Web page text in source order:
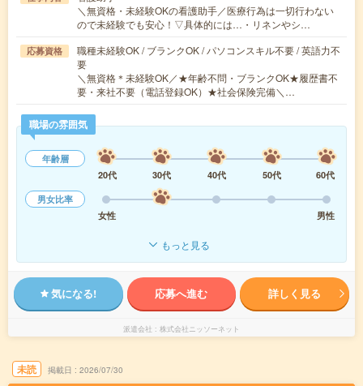
＼無資格・未経験OKの看護助手／医療行為は一切行わない
ので未経験でも安心！▽具体的には…・リネンやシ…
応募資格
職種未経験OK / ブランクOK / パソコンスキル不要 / 英語力不
要
＼無資格＊未経験OK／★年齢不問・ブランクOK★履歴書不
要・来社不要（電話登録OK）★社会保険完備＼…
職場の雰囲気
年齢層
20代
30代 40代 50代
60代
男女比率
女性
男性
もっと見る
気になる! 応募へ進む 詳しく見る
派遣会社 株式会社ニッソーネット
未読 掲載日 2026/07/30